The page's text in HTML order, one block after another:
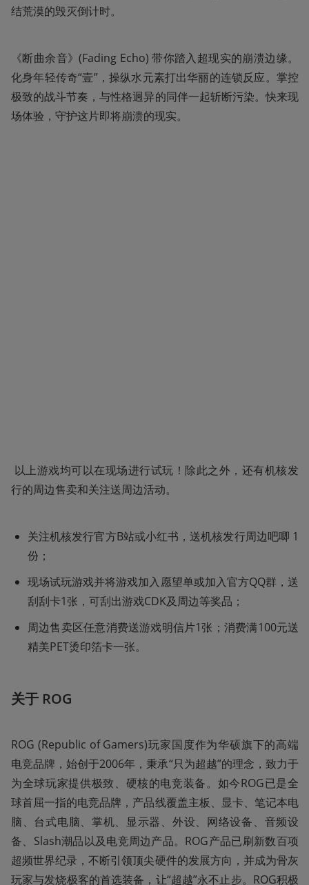
结荒漠的毁灭倒计时。
《断曲余音》(Fading Echo) 带你踏入超现实的崩溃边缘。
化身年轻传奇“壹”，操纵水元素打出华丽的连锁反应。掌控
极致的战斗节奏，与性格迥异的同伴一起斩断污染。快来现
场体验，守护这片即将崩溃的现实。
行的周边售卖和关注送周边活动。
关注机核发行官方B站或小红书，送机核发行周边吧唧 1
份；
现场试玩游戏并将游戏加入愿望单或加入官方QQ群，送
刮刮卡1张，可刮出游戏CDK及周边等奖品；
周边售卖区任意消费送游戏明信片1张；消费满100元送
精美PET烫印箔卡一张。
关于 ROG
ROG (Republic of Gamers)玩家国度作为华硕旗下的高端
电竞品牌，始创于2006年，秉承“只为超越”的理念，致力于
为全球玩家提供极致、硬核的电竞装备。如今ROG已是全
球首屈一指的电竞品牌，产品线覆盖主板、显卡、笔记本电
脑、台式电脑、掌机、显示器、外设、网络设备、音频设
备、Slash潮品以及电竞周边产品。ROG产品已刷新数百项
超频世界纪录，不断引领顶尖硬件的发展方向，并成为骨灰
玩家与发烧极客的首选装备，让“超越”永不止步。ROG积极